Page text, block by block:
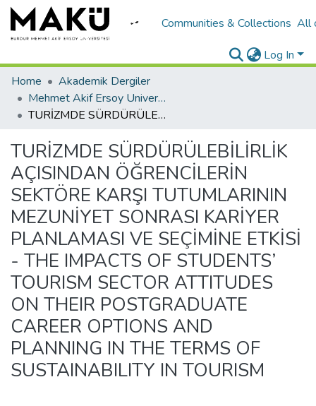
Communities & Collections All
Log In
Home
Akademik Dergiler
Mehmet Akif Ersoy University Journal of Social Sciences Institute
TURİZMDE SÜRDÜRÜLEBİLİRLİK AÇISINDAN ÖĞRENCİLERİN SEKTÖRE KARŞI TUTUMLARININ MEZUNİYET SONRASI KARİYER PLANLAMASI VE SEÇİMİNE ETKİSİ - THE IMPACTS OF STUDENTS’ TOURISM SECTOR ATTITUDES ON THEIR POSTGRADUATE CAREER OPTIONS AND PLANNING IN THE TERMS OF SUSTAINABILITY IN TOURISM
TURİZMDE SÜRDÜRÜLEBİLİRLİK
AÇISINDAN ÖĞRENCİLERİN
SEKTÖRE KARŞI TUTUMLARININ
MEZUNİYET SONRASI KARİYER
PLANLAMASI VE SEÇİMİNE ETKİSİ
- THE IMPACTS OF STUDENTS’
TOURISM SECTOR ATTITUDES
ON THEIR POSTGRADUATE
CAREER OPTIONS AND
PLANNING IN THE TERMS OF
SUSTAINABILITY IN TOURISM